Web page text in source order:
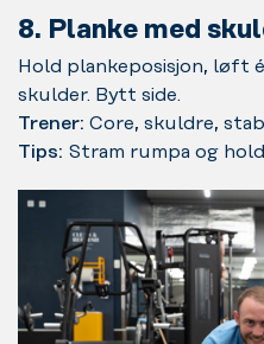
8. Planke med
Hold plankeposisjon, løft
skulder. Bytt side.
Trener: Core, skuldre,
Tips: Stram rumpa og